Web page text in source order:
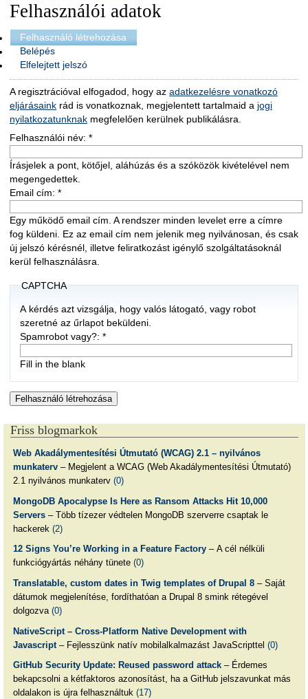
Felhasználói adatok
Felhasználó létrehozása
Belépés
Elfelejtett jelszó
A regisztrációval elfogadod, hogy az adatkezelésre vonatkozó
eljárásaink rád is vonatkoznak, megjelentett tartalmaid a jogi
nyilatkozatunknak megfelelően kerülnek publikálásra.
Felhasználói név: *
Írásjelek a pont, kötőjel, aláhúzás és a szóközök kivételével nem
megengedettek.
Email cím: *
Egy működő email cím. A rendszer minden levelet erre a címre
fog küldeni. Ez az email cím nem jelenik meg nyilvánosan, és csak
új jelszó kérésnél, illetve feliratkozást igénylő szolgáltatásoknál
kerül felhasználásra.
CAPTCHA
A kérdés azt vizsgálja, hogy valós látogató, vagy robot
szeretné az űrlapot beküldeni.
Spamrobot vagy?:*
Fill in the blank
Friss blogmarkok
Web Akadálymentesítési Útmutató (WCAG) 2.1 – nyilvános
munkaterv– Megjelent a WCAG (Web Akadálymentesítési Útmutató)
2.1 nyilvános munkaterv (0)
MongoDB Apocalypse Is Here as Ransom Attacks Hit 10,000
Servers– Több tízezer védtelen MongoDB szerverre csaptak le
hackerek (2)
12 Signs You’re Working in a Feature Factory– A cél nélküli
funkciógyártás néhány tünete (0)
Translatable, custom dates in Twig templates of Drupal 8– Saját
dátumok megjelenítése, fordíthatóan a Drupal 8 smink rétegével
dolgozva (0)
NativeScript – Cross-Platform Native Development with
Javascript– Fejlesszünk natív mobilalkalmazást JavaScripttel (0)
GitHub Security Update: Reused password attack– Érdemes
bekapcsolni a kétfaktoros azonosítást, ha a GitHub jelszavunkat más
oldalakon is újra felhasználtuk (17)